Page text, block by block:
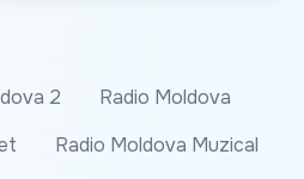
2
Radio Moldova
Radio Moldova Muzical